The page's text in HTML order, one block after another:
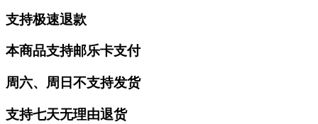
支持极速退款
本商品支持邮乐卡支付
周六、周日不支持发货
支持七天无理由退货